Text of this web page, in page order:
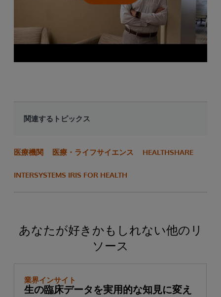
関連するトピックス
医療機関 医療・ライフサイエンス HEALTHSHARE
INTERSYSTEMS IRIS FOR HEALTH
あなたが好きかもしれない他のリ
ソース
業界インサイト
生の臨床データを実用的な知見に変え